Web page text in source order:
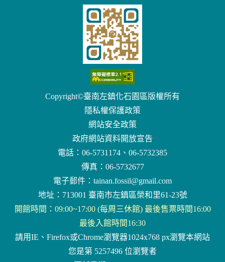
Copyright©臺南左鎮化石園區版權所有
隱私權保護政策
網站安全政策
政府網站資料開放宣告
電話：06-5731174、06-5732385
傳真：06-5732677
電子郵件： tainan.fossil@gmail.com
地址：713001 臺南市左鎮區榮和里61-23號
開館時間：09:00~17:00 (每周三休館) 最後售票時間16:00
最後入館時間16:30
請用IE、Firefox或Chrome瀏覽器1024x768 px瀏覽本網站
您是第 5257496 位瀏覽者